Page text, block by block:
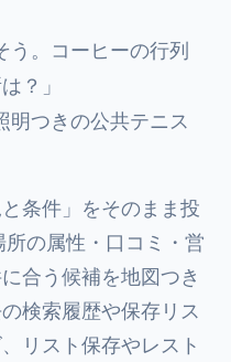
う。コーヒーの行列
？」
明つきの公共テニス
条件」をそのまま投
の属性・口コミ・営
合う候補を地図つき
検索履歴や保存リス
リスト保存やレスト